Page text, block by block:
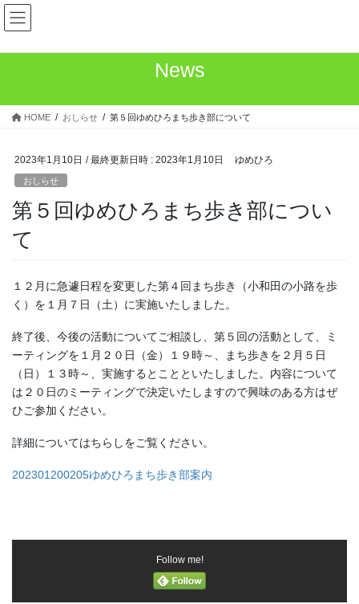
コ
ン
ス
ナ
ビ
ン
News
HOME おしらせ 第５回ゆめひろまち歩き部について
2023年1月10日 / 最終更新日時 : 2023年1月10日 ゆめひろ
おしらせ
第５回ゆめひろまち歩き部につい
て
１２月に急遽日程を変更した第４回まち歩き（小和田の小路を歩
く）を１月７日（土）に実施いたしました。
終了後、今後の活動についてご相談し、第５回の活動として、ミ
ーティングを１月２０日（金）１９時～、まち歩きを２月５日
（日）１３時～、実施するとことといたしました。内容について
は２０日のミーティングで決定いたしますので興味のある方はぜ
ひご参加ください。
詳細についてはちらしをご覧ください。
202301200205ゆめひろまち歩き部案内
Follow me!